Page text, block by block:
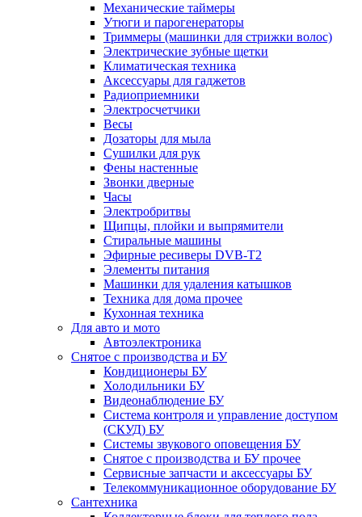
Механические таймеры
Утюги и парогенераторы
Триммеры (машинки для стрижки волос)
Электрические зубные щетки
Климатическая техника
Аксессуары для гаджетов
Радиоприемники
Электросчетчики
Весы
Дозаторы для мыла
Сушилки для рук
Фены настенные
Звонки дверные
Часы
Электробритвы
Щипцы, плойки и выпрямители
Стиральные машины
Эфирные ресиверы DVB-T2
Элементы питания
Машинки для удаления катышков
Техника для дома прочее
Кухонная техника
Для авто и мото
Автоэлектроника
Снятое с производства и БУ
Кондиционеры БУ
Холодильники БУ
Видеонаблюдение БУ
Система контроля и управление доступом
(СКУД) БУ
Системы звукового оповещения БУ
Снятое с производства и БУ прочее
Сервисные запчасти и аксессуары БУ
Телекоммуникационное оборудование БУ
Сантехника